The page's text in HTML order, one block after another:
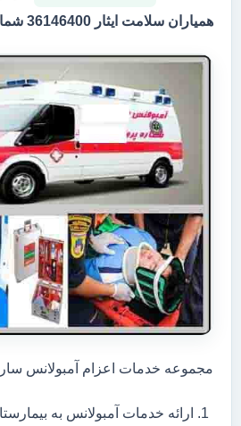
همیاران سلامت ایثار 36146400 شماره پروانه 3-323036
مجموعه خدمات اعزام آمبولانس
ارائه خدمات آمبولانس به